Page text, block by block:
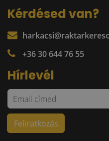
Kérdésed van?
+36 30 644 76 55
Hírlevél